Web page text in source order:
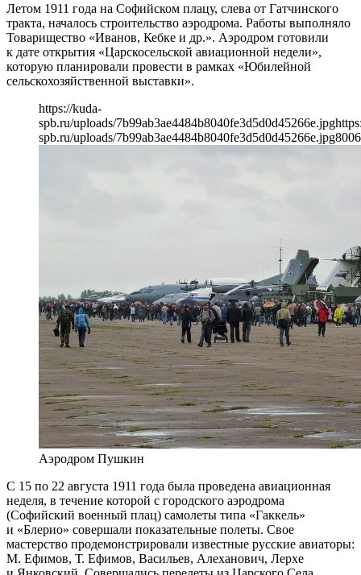
Летом 1911 года на Софийском плацу, слева от Гатчинского
тракта, началось строительство аэродрома. Работы выполняло
Товарищество «Иванов, Кебке и др.». Аэродром готовили
к дате открытия «Царскосельской авиационной недели»,
которую планировали провести в рамках «Юбилейной
сельскохозяйственной выставки».
https://kuda-
spb.ru/uploads/7b99ab3ae4484b8040fe3d5d0d45266e.jpg
spb.ru/uploads/7b99ab3ae4484b8040fe3d5d0d45266e.jpg800
Аэродром Пушкин
С 15 по 22 августа 1911 года была проведена авиационная
неделя, в течение которой с городского аэродрома
(Софийский военный плац) самолеты типа «Гаккель»
и «Блерио» совершали показательные полеты. Свое
мастерство продемонстрировали известные русские авиаторы:
М. Ефимов, Т. Ефимов, Васильев, Алеханович, Лерхе